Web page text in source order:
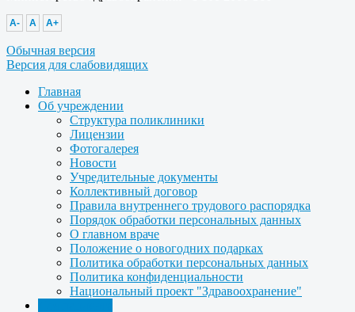
A- A A+
Обычная версия
Версия для слабовидящих
Главная
Об учреждении
Структура поликлиники
Лицензии
Фотогалерея
Новости
Учредительные документы
Коллективный договор
Правила внутреннего трудового распорядка
Порядок обработки персональных данных
О главном враче
Положение о новогодних подарках
Политика обработки персональных данных
Политика конфиденциальности
Национальный проект "Здравоохранение"